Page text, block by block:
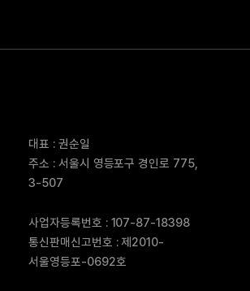
대표 : 권순일
주소 : 서울시 영등포구 경인로 775,
3-507
사업자등록번호 : 107-87-18398
통신판매신고번호 : 제2010-
서울영등포-0692호